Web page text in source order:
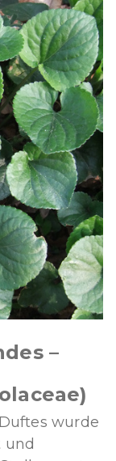
–
wurde
und